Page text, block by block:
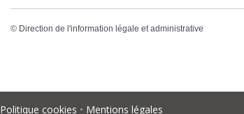
© Direction de l'information légale et administrative
Politique cookies • Mentions légales